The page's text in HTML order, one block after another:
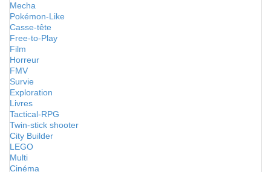
Mecha
Pokémon-Like
Casse-tête
Free-to-Play
Film
Horreur
FMV
Survie
Exploration
Livres
Tactical-RPG
Twin-stick shooter
City Builder
LEGO
Multi
Cinéma